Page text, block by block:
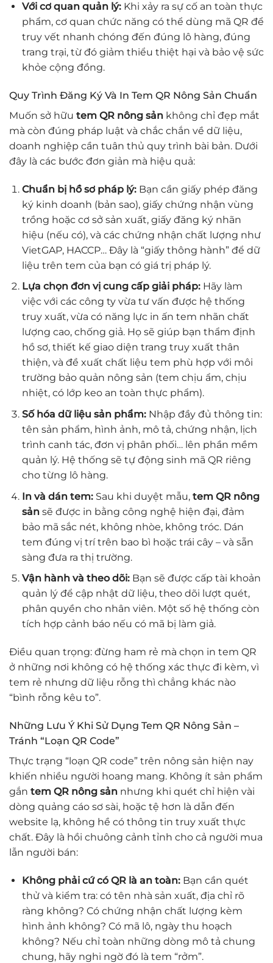
Với cơ quan quản lý:Khi xảy ra sự cố an toàn thực
phẩm, cơ quan chức năng có thể dùng mã QR để
truy vết nhanh chóng đến đúng lô hàng, đúng
trang trại, từ đó giảm thiểu thiệt hại và bảo vệ sức
khỏe cộng đồng.
Quy Trình Đăng Ký Và In Tem QR Nông Sản Chuẩn
Muốn sở hữu tem QR nông sản không chỉ đẹp mắt
mà còn đúng pháp luật và chắc chắn về dữ liệu,
doanh nghiệp cần tuân thủ quy trình bài bản. Dưới
đây là các bước đơn giản mà hiệu quả:
Chuẩn bị hồ sơ pháp lý:Bạn cần giấy phép đăng
ký kinh doanh (bản sao), giấy chứng nhận vùng
trồng hoặc cơ sở sản xuất, giấy đăng ký nhãn
hiệu (nếu có), và các chứng nhận chất lượng như
VietGAP, HACCP… Đây là “giấy thông hành” để dữ
liệu trên tem của bạn có giá trị pháp lý.
Lựa chọn đơn vị cung cấp giải pháp:Hãy làm
việc với các công ty vừa tư vấn được hệ thống
truy xuất, vừa có năng lực in ấn tem nhãn chất
lượng cao, chống giả. Họ sẽ giúp bạn thẩm định
hồ sơ, thiết kế giao diện trang truy xuất thân
thiện, và đề xuất chất liệu tem phù hợp với môi
trường bảo quản nông sản (tem chịu ẩm, chịu
nhiệt, có lớp keo an toàn thực phẩm).
Số hóa dữ liệu sản phẩm:Nhập đầy đủ thông tin:
tên sản phẩm, hình ảnh, mô tả, chứng nhận, lịch
trình canh tác, đơn vị phân phối… lên phần mềm
quản lý. Hệ thống sẽ tự động sinh mã QR riêng
cho từng lô hàng.
In và dán tem:Sau khi duyệt mẫu, tem QR nông
sảnsẽ được in bằng công nghệ hiện đại, đảm
bảo mã sắc nét, không nhòe, không tróc. Dán
tem đúng vị trí trên bao bì hoặc trái cây – và sẵn
sàng đưa ra thị trường.
Vận hành và theo dõi:Bạn sẽ được cấp tài khoản
quản lý để cập nhật dữ liệu, theo dõi lượt quét,
phân quyền cho nhân viên. Một số hệ thống còn
tích hợp cảnh báo nếu có mã bị làm giả.
Điều quan trọng: đừng ham rẻ mà chọn in tem QR
ở những nơi không có hệ thống xác thực đi kèm, vì
tem rẻ nhưng dữ liệu rỗng thì chẳng khác nào
“bình rỗng kêu to”.
Những Lưu Ý Khi Sử Dụng Tem QR Nông Sản –
Tránh “Loạn QR Code”
Thực trạng “loạn QR code” trên nông sản hiện nay
khiến nhiều người hoang mang. Không ít sản phẩm
gắn tem QR nông sản nhưng khi quét chỉ hiện vài
dòng quảng cáo sơ sài, hoặc tệ hơn là dẫn đến
website lạ, không hề có thông tin truy xuất thực
chất. Đây là hồi chuông cảnh tỉnh cho cả người mua
lẫn người bán:
Không phải cứ có QR là an toàn:Bạn cần quét
thử và kiểm tra: có tên nhà sản xuất, địa chỉ rõ
ràng không? Có chứng nhận chất lượng kèm
hình ảnh không? Có mã lô, ngày thu hoạch
không? Nếu chỉ toàn những dòng mô tả chung
chung, hãy nghi ngờ đó là tem “rởm”.